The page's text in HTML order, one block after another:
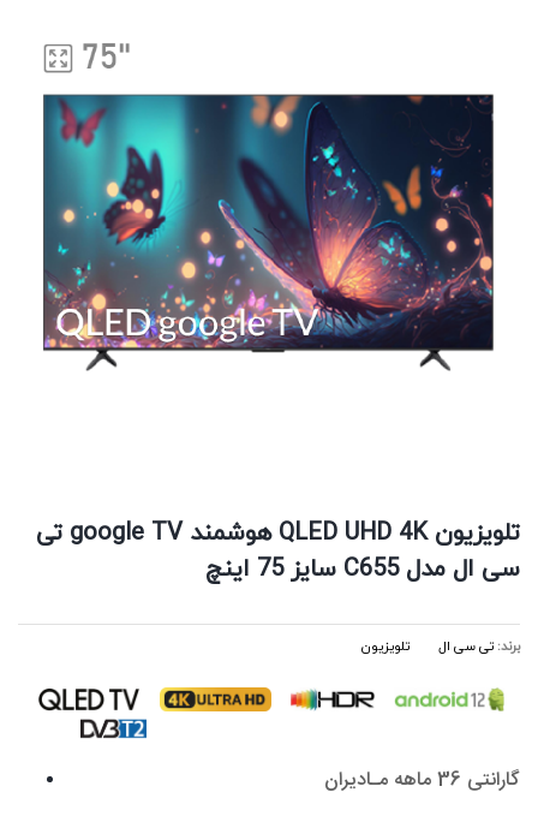
تلویزیون QLED UHD 4K هوشمند google TV تی
سی ال مدل C655 سایز 75 اینچ
برند: تی‌ سی ال تلویزیون
گارانتی 36 ماهه مـادیران